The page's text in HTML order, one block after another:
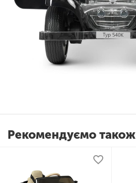
Рекомендуємо також